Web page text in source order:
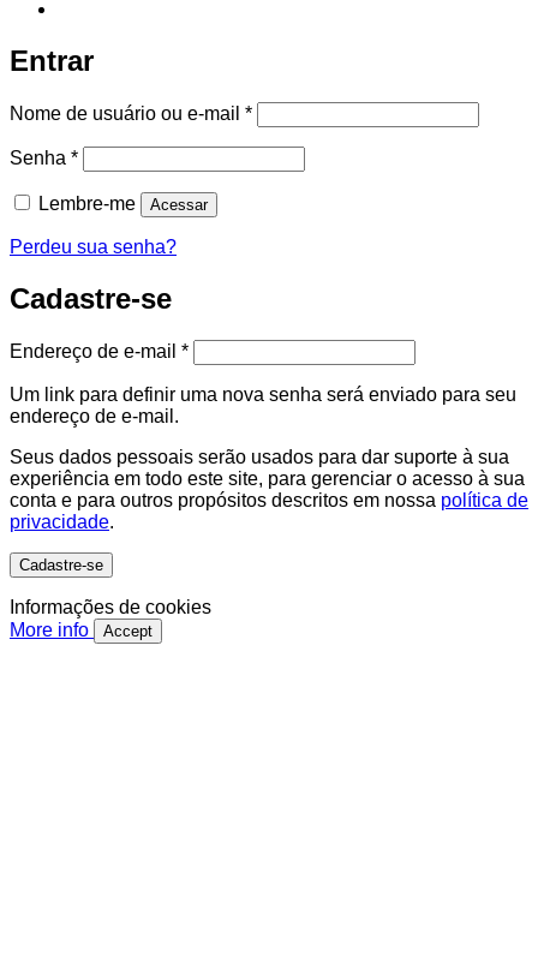
Entrar
Nome de usuário ou e-mail *Obrigatório
Senha *Obrigatório
Lembre-me Acessar
Perdeu sua senha?
Cadastre-se
Endereço de e-mail *Obrigatório
Um link para definir uma nova senha será enviado para seu
endereço de e-mail.
Seus dados pessoais serão usados ​​para dar suporte à sua
experiência em todo este site, para gerenciar o acesso à sua
conta e para outros propósitos descritos em nossa política de
privacidade.
Cadastre-se
Informações de cookies
More info
Accept